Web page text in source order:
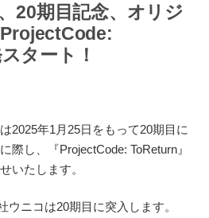
20期目記念、オリジ
タート！
2025年1月25日をもって20期目に
際し、『ProjectCode: ToReturn』
いたします。
ウニコは20期目に突入します。